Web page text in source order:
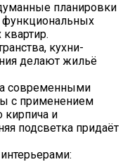
планировки
функциональных
кухни-
делают жильё
современными
с применением
кирпича и
подсветка придаёт